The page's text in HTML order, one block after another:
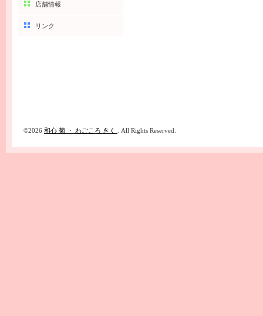
店舗情報
リンク
©2026 和心 菊 ・ わごころ きく . All Rights Reserved.